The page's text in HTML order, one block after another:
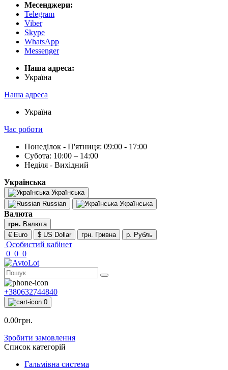
Месенджери:
Telegram
Viber
Skype
WhatsApp
Messenger
Наша адреса:
Українa
Наша адреса
Українa
Час роботи
Понеділок - П'ятниця: 09:00 - 17:00
Субота: 10:00 – 14:00
Неділя - Вихідний
Українська
Українська
Russian
Українська
Валюта
грн. Валюта
€ Euro
$ US Dollar грн. Гривна р. Рубль
Особистий кабінет
0 0 0
+380632744840
0
0.00грн.
Зробити замовлення
Список категорій
Гальмівна система